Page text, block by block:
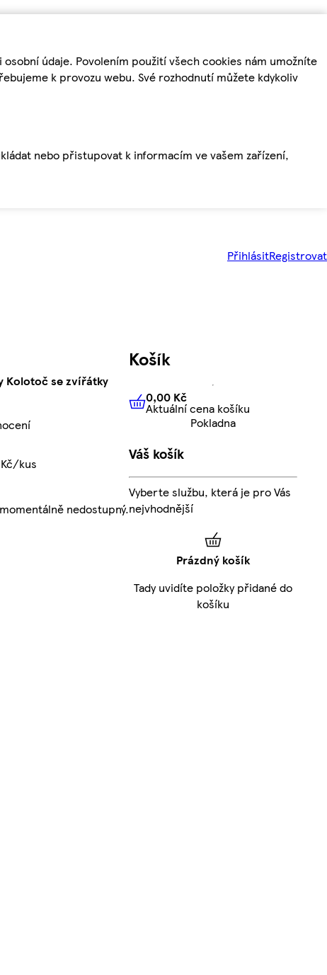
údaje. Povolením použití všech cookies nám umožníte
k provozu webu. Své rozhodnutí můžete kdykoliv
nebo přistupovat k informacím ve vašem zařízení,
PřihlásitRegistrovat
Kolotoč se zvířátky
kus
nedostupný.
Košík
0,00 KčAktuální cena košíku
0,00 Kč
Aktuální cena košíku
Pokladna
Váš košík
Vyberte službu, která je pro Vás
nejvhodnější
Prázdný košík
Tady uvidíte položky přidané do
košíku